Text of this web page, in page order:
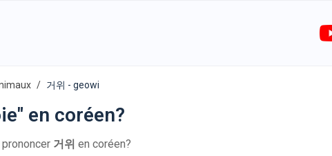
거위 - geowi
en coréen?
거위 en coréen?